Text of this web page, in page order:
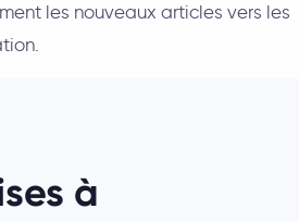
les nouveaux articles vers les
à